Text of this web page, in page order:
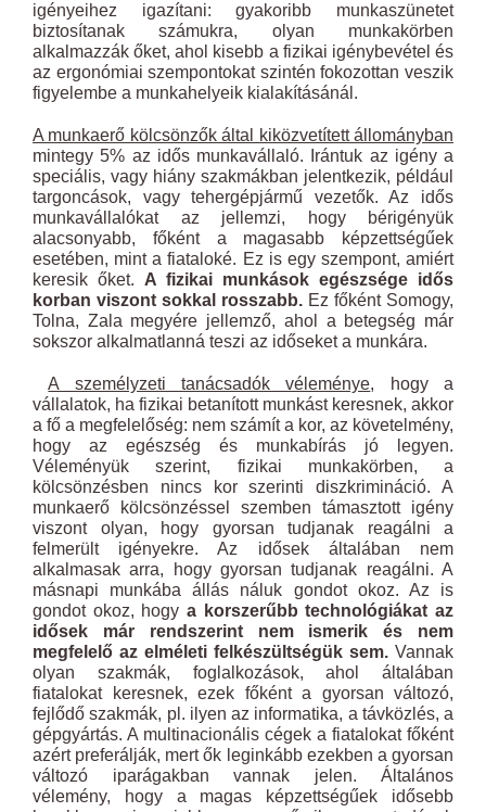
igényeihez igazítani: gyakoribb munkaszünetet
biztosítanak számukra, olyan munkakörben
alkalmazzák őket, ahol kisebb a fizikai igénybevétel és
az ergonómiai szempontokat szintén fokozottan veszik
figyelembe a munkahelyeik kialakításánál.
A munkaerő kölcsönzők által kiközvetített állományban
mintegy 5% az idős munkavállaló. Irántuk az igény a
speciális, vagy hiány szakmákban jelentkezik, például
targoncások, vagy tehergépjármű vezetők. Az idős
munkavállalókat az jellemzi, hogy bérigényük
alacsonyabb, főként a magasabb képzettségűek
esetében, mint a fiataloké. Ez is egy szempont, amiért
keresik őket. A fizikai munkások egészsége idős
korban viszont sokkal rosszabb. Ez főként Somogy,
Tolna, Zala megyére jellemző, ahol a betegség már
sokszor alkalmatlanná teszi az időseket a munkára.
A személyzeti tanácsadók véleménye, hogy a
vállalatok, ha fizikai betanított munkást keresnek, akkor
a fő a megfelelőség: nem számít a kor, az követelmény,
hogy az egészség és munkabírás jó legyen.
Véleményük szerint, fizikai munkakörben, a
kölcsönzésben nincs kor szerinti diszkrimináció. A
munkaerő kölcsönzéssel szemben támasztott igény
viszont olyan, hogy gyorsan tudjanak reagálni a
felmerült igényekre. Az idősek általában nem
alkalmasak arra, hogy gyorsan tudjanak reagálni. A
másnapi munkába állás náluk gondot okoz. Az is
gondot okoz, hogy a korszerűbb technológiákat az
idősek már rendszerint nem ismerik és nem
megfelelő az elméleti felkészültségük sem. Vannak
olyan szakmák, foglalkozások, ahol általában
fiatalokat keresnek, ezek főként a gyorsan változó,
fejlődő szakmák, pl. ilyen az informatika, a távközlés, a
gépgyártás. A multinacionális cégek a fiatalokat főként
azért preferálják, mert ők leginkább ezekben a gyorsan
változó iparágakban vannak jelen. Általános
vélemény, hogy a magas képzettségűek idősebb